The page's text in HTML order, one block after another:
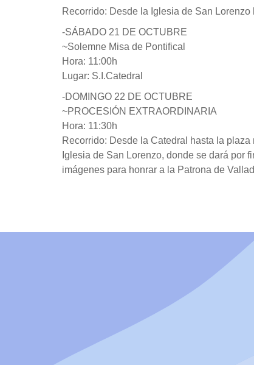
Recorrido: Desde la Iglesia de San Lorenzo
-SÁBADO 21 DE OCTUBRE
~Solemne Misa de Pontifical
Hora: 11:00h
Lugar: S.I.Catedral
-DOMINGO 22 DE OCTUBRE
~PROCESIÓN EXTRAORDINARIA
Hora: 11:30h
Recorrido: Desde la Catedral hasta la
Iglesia de San Lorenzo, donde se dará por
imágenes para honrar a la Patrona de